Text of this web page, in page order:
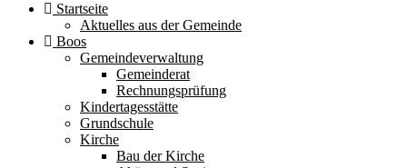
Startseite
Aktuelles aus der Gemeinde
Boos
Gemeindeverwaltung
Gemeinderat
Rechnungsprüfung
Kindertagesstätte
Grundschule
Kirche
Bau der Kirche